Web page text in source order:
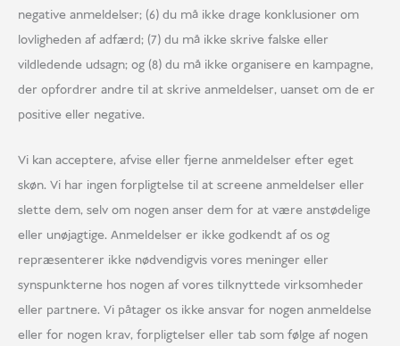
negative anmeldelser; (6) du må ikke drage konklusioner om
lovligheden af adfærd; (7) du må ikke skrive falske eller
vildledende udsagn; og (8) du må ikke organisere en kampagne,
der opfordrer andre til at skrive anmeldelser, uanset om de er
positive eller negative.
Vi kan acceptere, afvise eller fjerne anmeldelser efter eget
skøn. Vi har ingen forpligtelse til at screene anmeldelser eller
slette dem, selv om nogen anser dem for at være anstødelige
eller unøjagtige. Anmeldelser er ikke godkendt af os og
repræsenterer ikke nødvendigvis vores meninger eller
synspunkterne hos nogen af vores tilknyttede virksomheder
eller partnere. Vi påtager os ikke ansvar for nogen anmeldelse
eller for nogen krav, forpligtelser eller tab som følge af nogen